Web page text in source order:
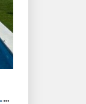
Se Vende Exclusiva Casa Campestre - Sector La Tebaida